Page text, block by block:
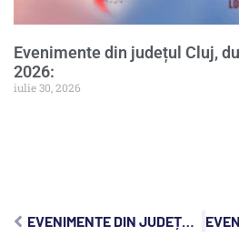
Evenimente din județul Cluj,
2026:
iulie 30, 2026
EVENIMENTE DIN JUDEȚUL CLUJ, LUNI, 8 APRILIE 2024: